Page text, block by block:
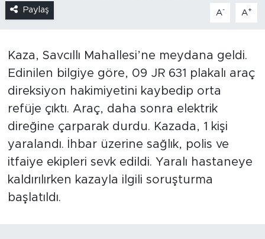
Paylaş A- A+
Kaza, Savcıllı Mahallesi’ne meydana geldi.
Edinilen bilgiye göre, 09 JR 631 plakalı araç
direksiyon hakimiyetini kaybedip orta
refüje çıktı. Araç, daha sonra elektrik
direğine çarparak durdu. Kazada, 1 kişi
yaralandı. İhbar üzerine sağlık, polis ve
itfaiye ekipleri sevk edildi. Yaralı hastaneye
kaldırılırken kazayla ilgili soruşturma
başlatıldı.